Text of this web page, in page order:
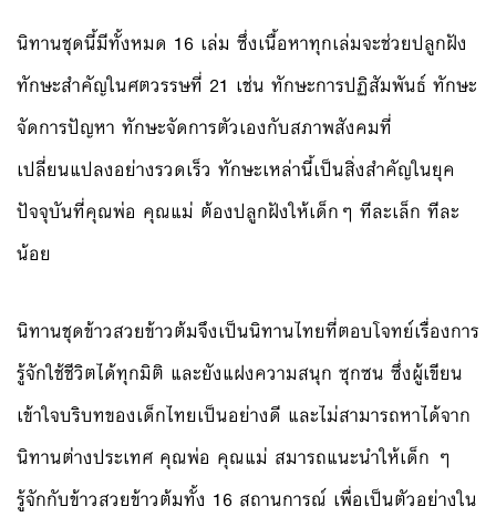
นิทานชุดนี้มีทั้งหมด 16 เล่ม ซึ่งเนื้อหาทุกเล่มจะช่วยปลูกฝัง
ทักษะสำคัญในศตวรรษที่ 21 เช่น ทักษะการปฏิสัมพันธ์ ทักษะ
จัดการปัญหา ทักษะจัดการตัวเองกับสภาพสังคมที่
เปลี่ยนแปลงอย่างรวดเร็ว ทักษะเหล่านี้เป็นสิ่งสำคัญในยุค
ปัจจุบันที่คุณพ่อ คุณแม่ ต้องปลูกฝังให้เด็กๆ ทีละเล็ก ทีละ
น้อย
นิทานชุดข้าวสวยข้าวต้มจึงเป็นนิทานไทยที่ตอบโจทย์เรื่องการ
รู้จักใช้ชีวิตได้ทุกมิติ และยังแฝงความสนุก ซุกซน ซึ่งผู้เขียน
เข้าใจบริบทของเด็กไทยเป็นอย่างดี และไม่สามารถหาได้จาก
นิทานต่างประเทศ คุณพ่อ คุณแม่ สมารถแนะนำให้เด็ก ๆ
รู้จักกับข้าวสวยข้าวต้มทั้ง 16 สถานการณ์ เพื่อเป็นตัวอย่างใน